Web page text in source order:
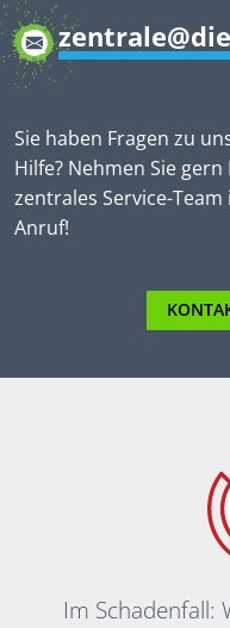
Sie haben Fragen zu
Hilfe? Nehmen Sie
zentrales Service-
Anruf!
Im Schadenfall: